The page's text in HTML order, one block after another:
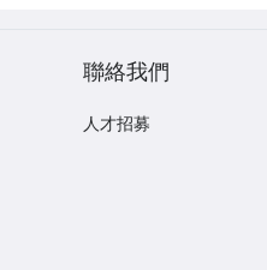
聯絡我們
人才招募